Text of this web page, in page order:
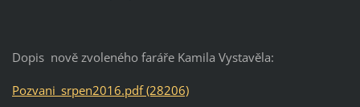
Dopis nově zvoleného faráře Kamila Vystavěla:
Pozvani_srpen2016.pdf (28206)